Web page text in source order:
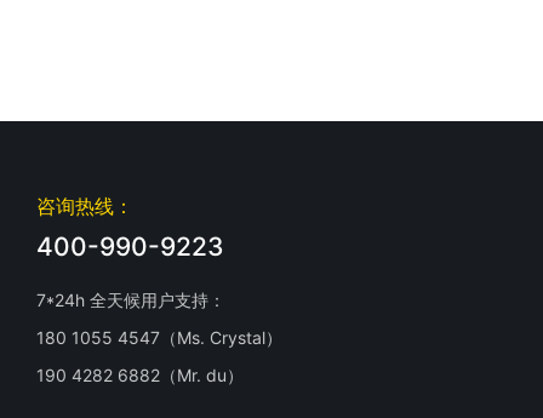
咨询热线：
400-990-9223
7*24h 全天候用户支持：
180 1055 4547（Ms. Crystal）
190 4282 6882（Mr. du）